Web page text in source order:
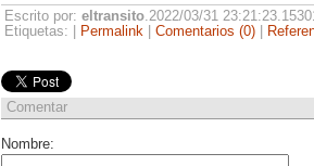
Escrito por: eltransito.2022/03/31
Etiquetas: |
Permalink Comentarios (0)
Comentar
Nombre: